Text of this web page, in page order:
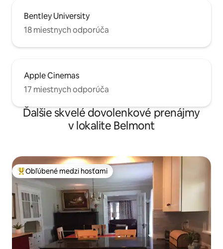
Bentley University
18 miestnych odporúča
Apple Cinemas
17 miestnych odporúča
Ďalšie skvelé dovolenkové prenájmy
v lokalite Belmont
Najobľúbenejšie medzi hosťami
Obľúbené medzi hosťami